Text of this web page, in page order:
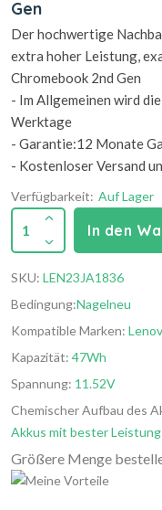
Gen
Der hochwertige
extra hoher Leistung,
Chromebook 2nd Gen
- Im Allgemeinen wird
Werktage
- Garantie:12 Monate
- Kostenloser Versand
Verfügbarkeit: Auf Lager
1 In den
SKU: LEN23JA1836
Bedingung:Nagelneu
Kompatible Marken:
Kapazität: 47Wh
Spannung: 11.52V
Chemischer Aufbau des
Akkus mit bester
Größere Menge